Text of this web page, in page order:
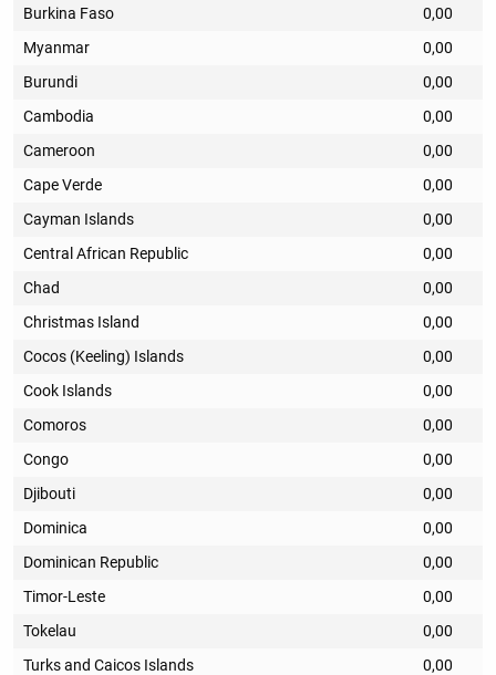
Burkina Faso
0,00
Myanmar
0,00
Burundi
0,00
Cambodia
0,00
Cameroon
0,00
Cape Verde
0,00
Cayman Islands
0,00
Central African Republic
0,00
Chad
0,00
Christmas Island
0,00
Cocos (Keeling) Islands
0,00
Cook Islands
0,00
Comoros
0,00
Congo
0,00
Djibouti
0,00
Dominica
0,00
Dominican Republic
0,00
Timor-Leste
0,00
Tokelau
0,00
Turks and Caicos Islands
0,00